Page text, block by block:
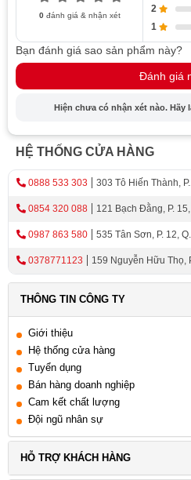
0đánh giá & nhận xét
2
1
Bạn đánh giá sao sản phẩm này?
Đánh giá
Hiện chưa có nhận xét nào. Hãy
HỆ THỐNG CỬA HÀNG
0888 533 303 303 Tô Hiến Thành,
0854 320 088 121 Bạch Đằng, P.
0987 863 580 535 Tân Sơn, P. 12,
0378771123
159 Nguyễn Hữu
THÔNG TIN CÔNG TY
Giới thiệu
Hệ thống cửa hàng
Tuyển dụng
Bán hàng doanh nghiệp
Cam kết chất lượng
Đội ngũ nhân sự
HỖ TRỢ KHÁCH HÀNG